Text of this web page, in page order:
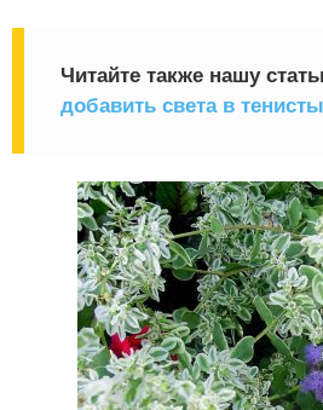
Читайте также нашу
добавить света в